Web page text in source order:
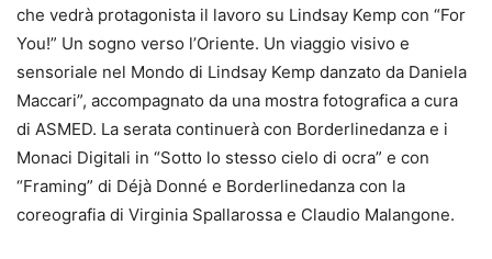
che vedrà protagonista il lavoro su Lindsay Kemp con “For
You!” Un sogno verso l’Oriente. Un viaggio visivo e
sensoriale nel Mondo di Lindsay Kemp danzato da Daniela
Maccari”, accompagnato da una mostra fotografica a cura
di ASMED. La serata continuerà con Borderlinedanza e i
Monaci Digitali in “Sotto lo stesso cielo di ocra” e con
“Framing” di Déjà Donné e Borderlinedanza con la
coreografia di Virginia Spallarossa e Claudio Malangone.